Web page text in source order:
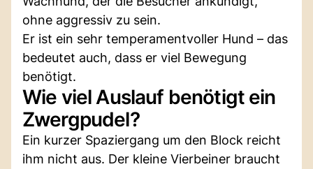
ohne aggressiv zu sein.
Er ist ein sehr temperamentvoller Hund – das
bedeutet auch, dass er viel Bewegung
benötigt.
Wie viel Auslauf benötigt ein
Zwergpudel?
Ein kurzer Spaziergang um den Block reicht
ihm nicht aus. Der kleine Vierbeiner braucht